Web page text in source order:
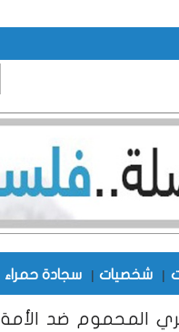
| شخصيات | سجادة حمراء
المحموم ضد الأمة